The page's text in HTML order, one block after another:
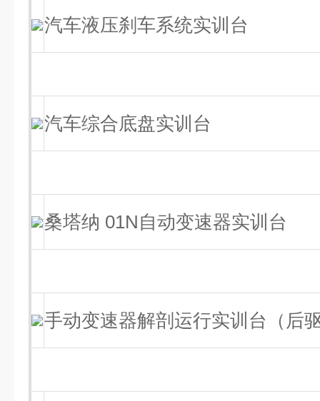
汽车液压刹车系统实训台
汽车综合底盘实训台
桑塔纳 01N自动变速器实训台
手动变速器解剖运行实训台（后